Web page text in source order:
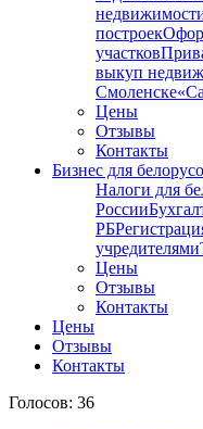
построек
участков
выкуп
Cмоленске
Цены
Отзывы
Контакты
Бизнес для
Налоги для
России
РБ
учредителями
Цены
Отзывы
Контакты
Цены
Отзывы
Контакты
Голосов: 36